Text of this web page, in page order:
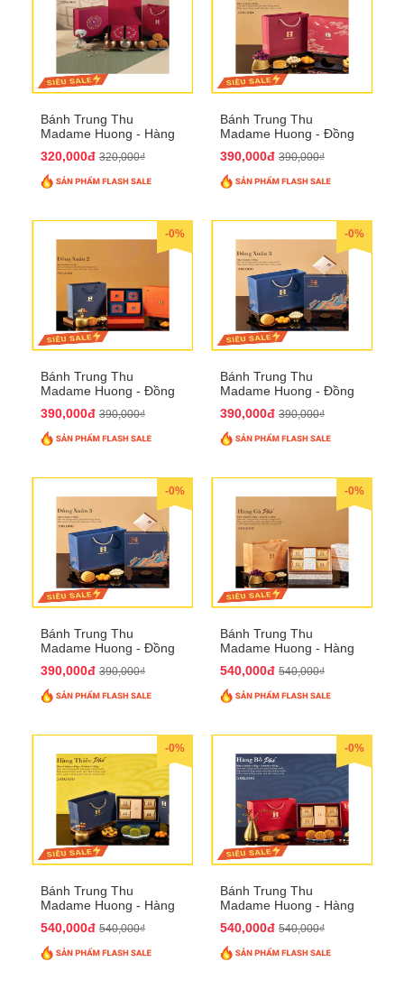
Bánh Trung Thu
Madame Huong - Hàng
320,000đ 320,000₫
Bánh Trung Thu
Madame Huong - Đồng
390,000đ 390,000₫
-0%
Bánh Trung Thu
Madame Huong - Đồng
390,000đ 390,000₫
-0%
Bánh Trung Thu
Madame Huong - Đồng
390,000đ 390,000₫
-0%
Bánh Trung Thu
Madame Huong - Đồng
390,000đ 390,000₫
-0%
Bánh Trung Thu
Madame Huong - Hàng
540,000đ 540,000₫
-0%
Bánh Trung Thu
Madame Huong - Hàng
540,000đ 540,000₫
-0%
Bánh Trung Thu
Madame Huong - Hàng
540,000đ 540,000₫